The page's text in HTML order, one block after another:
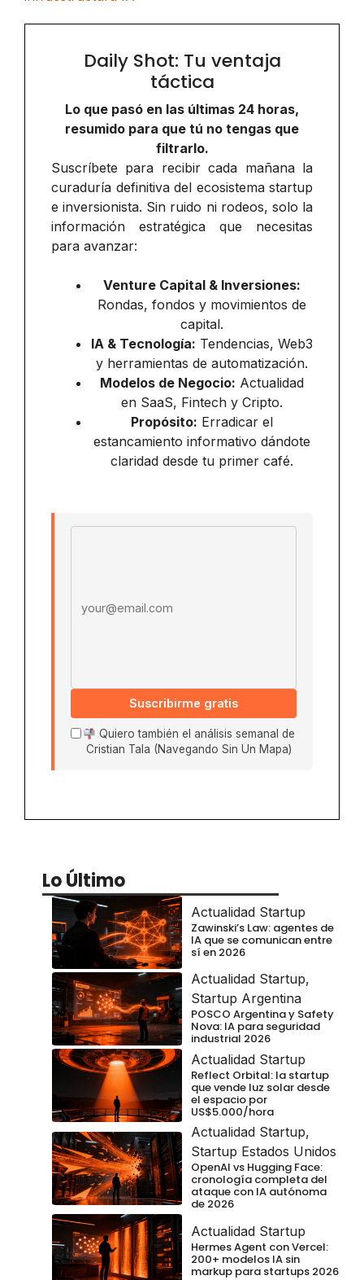
Daily Shot: Tu ventaja
táctica
Lo que pasó en las últimas 24 horas,
resumido para que tú no tengas que
filtrarlo.
Suscríbete para recibir cada mañana la
curaduría definitiva del ecosistema startup
e inversionista. Sin ruido ni rodeos, solo la
información estratégica que necesitas
para avanzar:
Venture Capital & Inversiones:
Rondas, fondos y movimientos de
capital.
IA & Tecnología: Tendencias, Web3
y herramientas de automatización.
Modelos de Negocio: Actualidad
en SaaS, Fintech y Cripto.
Propósito: Erradicar el
estancamiento informativo dándote
claridad desde tu primer café.
Suscribirme gratis
Quiero también el análisis semanal de
Cristian Tala (Navegando Sin Un Mapa)
Lo Último
Actualidad Startup
Zawinski’s Law: agentes de
IA que se comunican entre
sí en 2026
Actualidad Startup,
Startup Argentina
POSCO Argentina y Safety
Nova: IA para seguridad
industrial 2026
Actualidad Startup
Reflect Orbital: la startup
que vende luz solar desde
el espacio por
US$5.000/hora
Actualidad Startup,
Startup Estados Unidos
OpenAI vs Hugging Face:
cronología completa del
ataque con IA autónoma
de 2026
Actualidad Startup
Hermes Agent con Vercel:
200+ modelos IA sin
markup para startups 2026